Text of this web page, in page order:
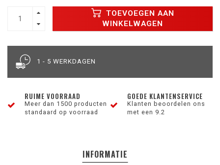
TOEVOEGEN AAN
WINKELWAGEN
1 - 5 WERKDAGEN
RUIME VOORRAAD
Meer dan 1500 producten
standaard op voorraad
GOEDE KLANTENSERVICE
Klanten beoordelen ons
met een 9.2
INFORMATIE